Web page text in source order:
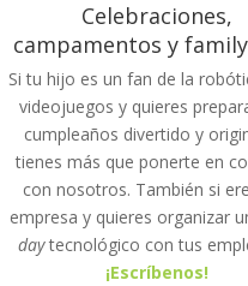
Celebraciones,
campamentos y
Si tu hijo es un fan de la
videojuegos y quieres
cumpleaños divertido y
tienes más que ponerte en
con nosotros. También si
empresa y quieres organizar
daytecnológico con tus
¡Escríbenos!